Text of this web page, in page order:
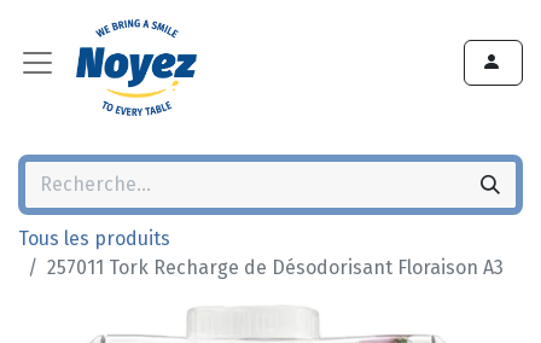
Tous les produits
257011 Tork Recharge de Désodorisant Floraison A3